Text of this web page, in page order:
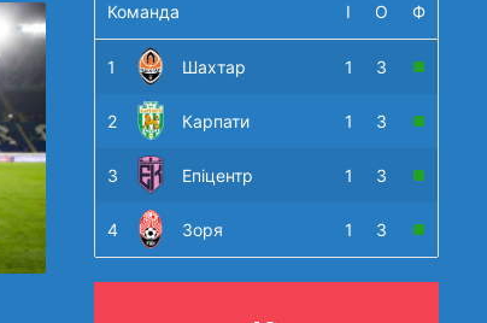
Команда І О Ф
1 Шахтар 1 3
2 Карпати 1 3
3 Епіцентр 1 3
4 Зоря 1 3